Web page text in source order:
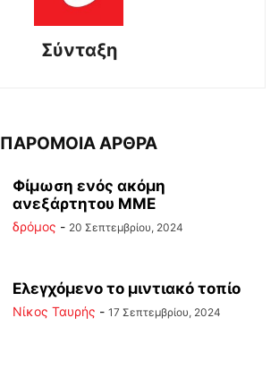
Σύνταξη
ΠΑΡΟΜΟΙΑ ΑΡΘΡΑ
Φίμωση ενός ακόμη
ανεξάρτητου ΜΜΕ
δρόμος - 20 Σεπτεμβρίου, 2024
Ελεγχόμενο το μιντιακό τοπίο
Νίκος Ταυρής - 17 Σεπτεμβρίου, 2024